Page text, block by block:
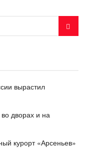
вырастил
дворах и на
курорт «Арсеньев»